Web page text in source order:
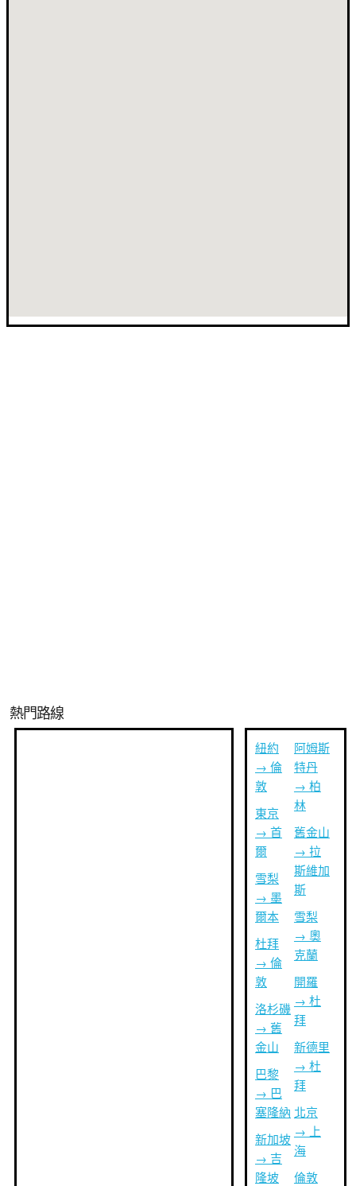
熱門路線
紐約
→ 倫
敦
東京
→ 首
爾
雪梨
→ 墨
爾本
杜拜
→ 倫
敦
洛杉磯
→ 舊
金山
巴黎
→ 巴
塞隆納
新加坡
→ 吉
隆坡
阿姆斯
特丹
→ 柏
林
舊金山
→ 拉
斯維加
斯
雪梨
→ 奧
克蘭
開羅
→ 杜
拜
新德里
→ 杜
拜
北京
→ 上
海
倫敦